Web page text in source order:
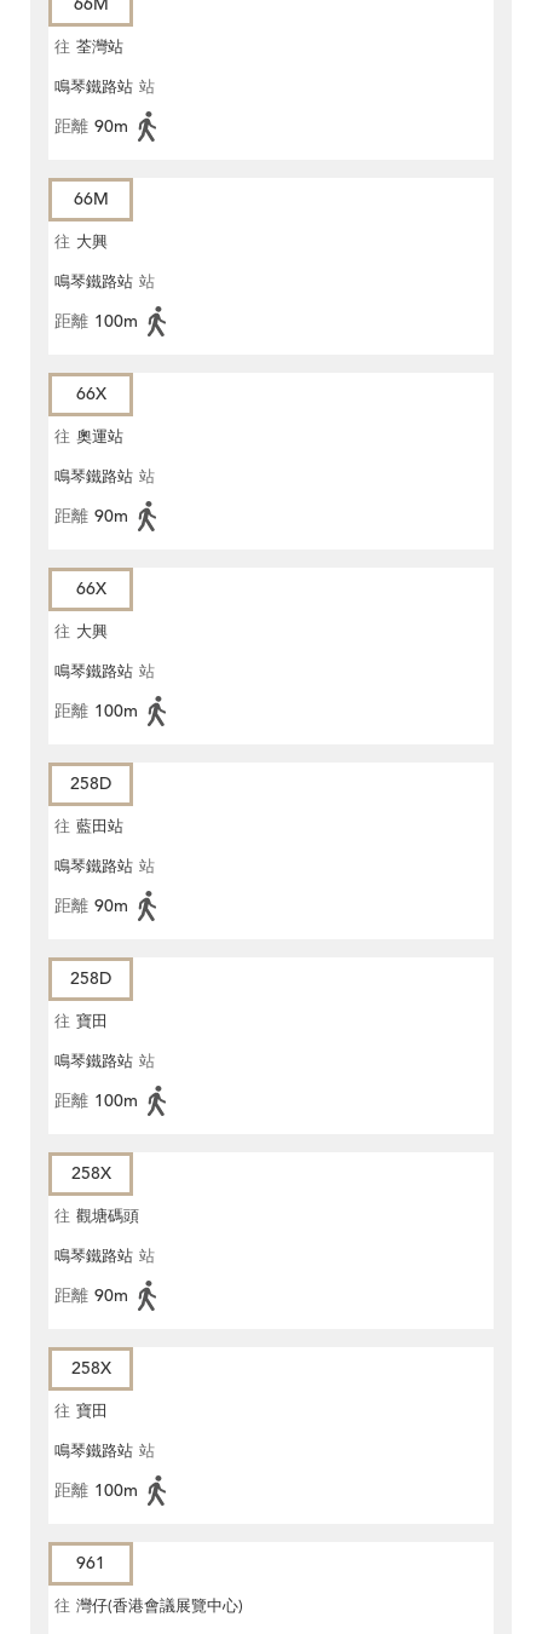
66M
往 荃灣站
鳴琴鐵路站 站
距離 90m
66M
往 大興
鳴琴鐵路站 站
距離 100m
66X
往 奧運站
鳴琴鐵路站 站
距離 90m
66X
往 大興
鳴琴鐵路站 站
距離 100m
258D
往 藍田站
鳴琴鐵路站 站
距離 90m
258D
往 寶田
鳴琴鐵路站 站
距離 100m
258X
往 觀塘碼頭
鳴琴鐵路站 站
距離 90m
258X
往 寶田
鳴琴鐵路站 站
距離 100m
961
往 灣仔(香港會議展覽中心)